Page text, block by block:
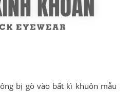
bị gò vào bất kì khuôn mẫu